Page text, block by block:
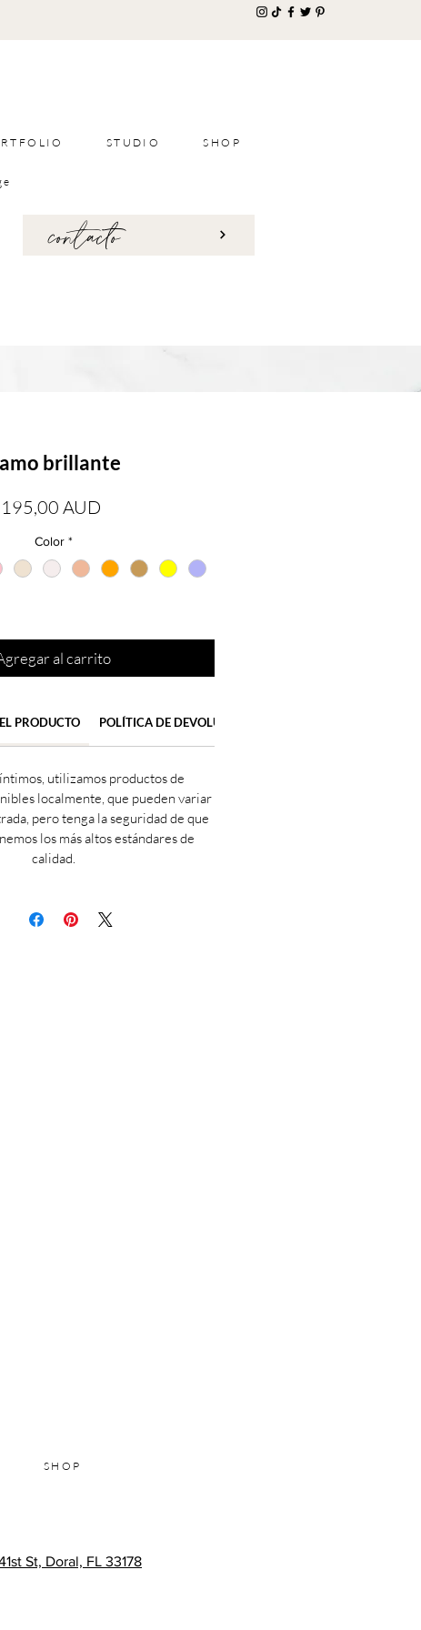
STUDIO SHOP
contacto
brillante
195,00 AUD
Color *
al carrito
PRODUCTO POLÍTICA DE DEVOLUCIÓN Y REEMBOLSO
utilizamos productos de
localmente, que pueden variar
pero tenga la seguridad de que
los más altos estándares de
calidad.
SHOP
St, Doral, FL 33178